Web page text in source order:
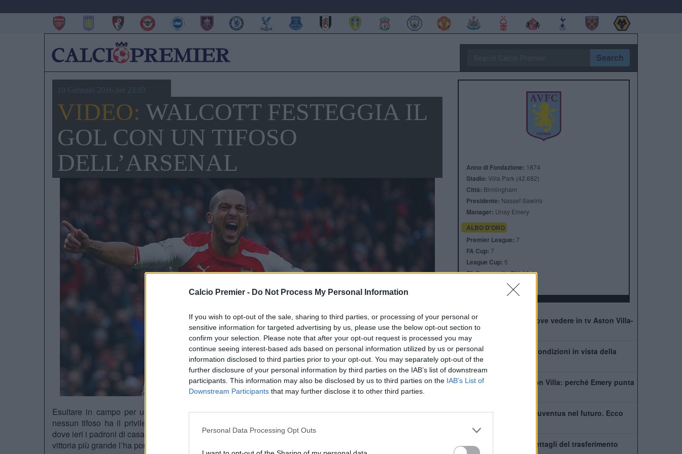
Calcio Premier - Do Not Process My Personal Information
If you wish to opt-out of the sale, sharing to third parties, or processing of your personal or
sensitive information for targeted advertising by us, please use the below opt-out section to
confirm your selection. Please note that after your opt-out request is processed you may
continue seeing interest-based ads based on personal information utilized by us or personal
information disclosed to third parties prior to your opt-out. You may separately opt-out of the
further disclosure of your personal information by third parties on the IAB’s list of downstream
participants. This information may also be disclosed by us to third parties on the IAB’s List of
Downstream Participants that may further disclose it to other third parties.
Personal Data Processing Opt Outs
Search
10 Gennaio 2016,ore 23.03
VIDEO: WALCOTT FESTEGGIA IL
GOL CON UN TIFOSO
DELL’ARSENAL
Esultare in campo per un gol insieme ad un giocatore della tua squadra del cuore è un’emozione che
nessun tifoso ha il privilegio di vivere. O forse sì. Perché è accaduto all’
dove ieri i padroni di casa hanno ospitato ilSunderlandnella sfida diFA Cup
vittoria più grande l’ha portata a casa un tifoso.
Anno di Fondazione: 1874
Stadio: Villa Park (42.682)
Città: Birmingham
Presidente: Nassef Sawiris
Manager: Unay Emery
ALBO D'ORO
Premier League: 7
FA Cup: 7
League Cup: 5
FA Community Shield:1
Champions League:
Supercoppa Europa: dove vedere in tv Aston Villa-
Psg
Infortunio McGinn: le condizioni in vista della
Supercoppa
Matteo Ruggeri all'Aston Villa: perché Emery punta
Dibu Martinez, niente Juventus nel futuro. Ecco
Digne al PSG: cifre e dettagli del trasferimento